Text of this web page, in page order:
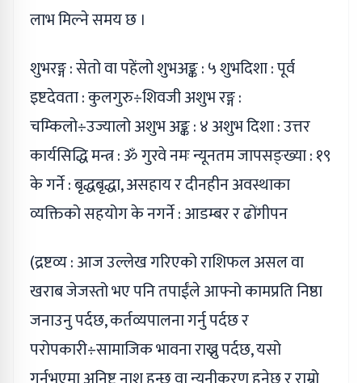
लाभ मिल्ने समय छ ।
शुभरङ्ग : सेतो वा पहेंलो शुभअङ्क : ५ शुभदिशा : पूर्व
इष्टदेवता : कुलगुरु÷शिवजी अशुभ रङ्ग :
चम्किलो÷उज्यालो अशुभ अङ्क : ४ अशुभ दिशा : उत्तर
कार्यसिद्धि मन्त्र : ॐ गुरवे नमः न्यूनतम जापसङ्ख्या : १९
के गर्ने : बृद्धबृद्धा, असहाय र दीनहीन अवस्थाका
व्यक्तिको सहयोग के नगर्ने : आडम्बर र ढोंगीपन
(द्रष्टव्य : आज उल्लेख गरिएको राशिफल असल वा
खराब जेजस्तो भए पनि तपाईंले आफ्नो कामप्रति निष्ठा
जनाउनु पर्दछ, कर्तव्यपालना गर्नु पर्दछ र
परोपकारी÷सामाजिक भावना राख्नु पर्दछ, यसो